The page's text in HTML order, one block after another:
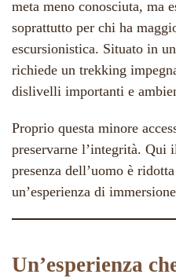
meta meno conosciuta, ma
soprattutto per chi ha
escursionistica. Situato in
richiede un trekking
dislivelli importanti e
Proprio questa minore
preservarne l’integrità. Qui
presenza dell’uomo è
un’esperienza di
Un’esperienza